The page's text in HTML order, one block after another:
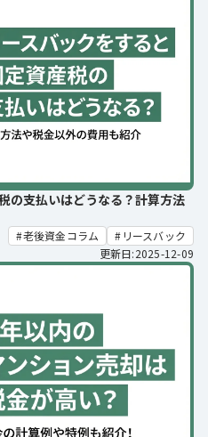
の支払いはどうなる？計算方法
老後資金コラム
リースバック
更新日:2025-12-09